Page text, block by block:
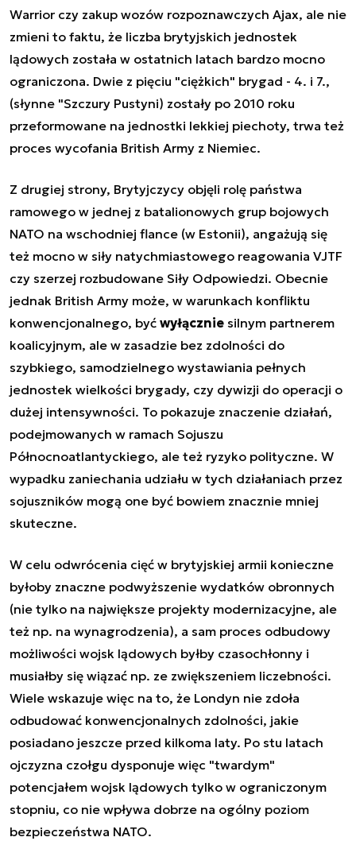
Warrior czy zakup wozów rozpoznawczych Ajax, ale nie
zmieni to faktu, że liczba brytyjskich jednostek
lądowych została w ostatnich latach bardzo mocno
ograniczona. Dwie z pięciu "ciężkich" brygad - 4. i 7.,
(słynne "Szczury Pustyni) zostały po 2010 roku
przeformowane na jednostki lekkiej piechoty, trwa też
proces wycofania British Army z Niemiec.
Z drugiej strony, Brytyjczycy objęli rolę państwa
ramowego w jednej z batalionowych grup bojowych
NATO na wschodniej flance (w Estonii), angażują się
też mocno w siły natychmiastowego reagowania VJTF
czy szerzej rozbudowane Siły Odpowiedzi. Obecnie
jednak British Army może, w warunkach konfliktu
konwencjonalnego, być wyłącznie silnym partnerem
koalicyjnym, ale w zasadzie bez zdolności do
szybkiego, samodzielnego wystawiania pełnych
jednostek wielkości brygady, czy dywizji do operacji o
dużej intensywności. To pokazuje znaczenie działań,
podejmowanych w ramach Sojuszu
Północnoatlantyckiego, ale też ryzyko polityczne. W
wypadku zaniechania udziału w tych działaniach przez
sojuszników mogą one być bowiem znacznie mniej
skuteczne.
W celu odwrócenia cięć w brytyjskiej armii konieczne
byłoby znaczne podwyższenie wydatków obronnych
(nie tylko na największe projekty modernizacyjne, ale
też np. na wynagrodzenia), a sam proces odbudowy
możliwości wojsk lądowych byłby czasochłonny i
musiałby się wiązać np. ze zwiększeniem liczebności.
Wiele wskazuje więc na to, że Londyn nie zdoła
odbudować konwencjonalnych zdolności, jakie
posiadano jeszcze przed kilkoma laty. Po stu latach
ojczyzna czołgu dysponuje więc "twardym"
potencjałem wojsk lądowych tylko w ograniczonym
stopniu, co nie wpływa dobrze na ogólny poziom
bezpieczeństwa NATO.